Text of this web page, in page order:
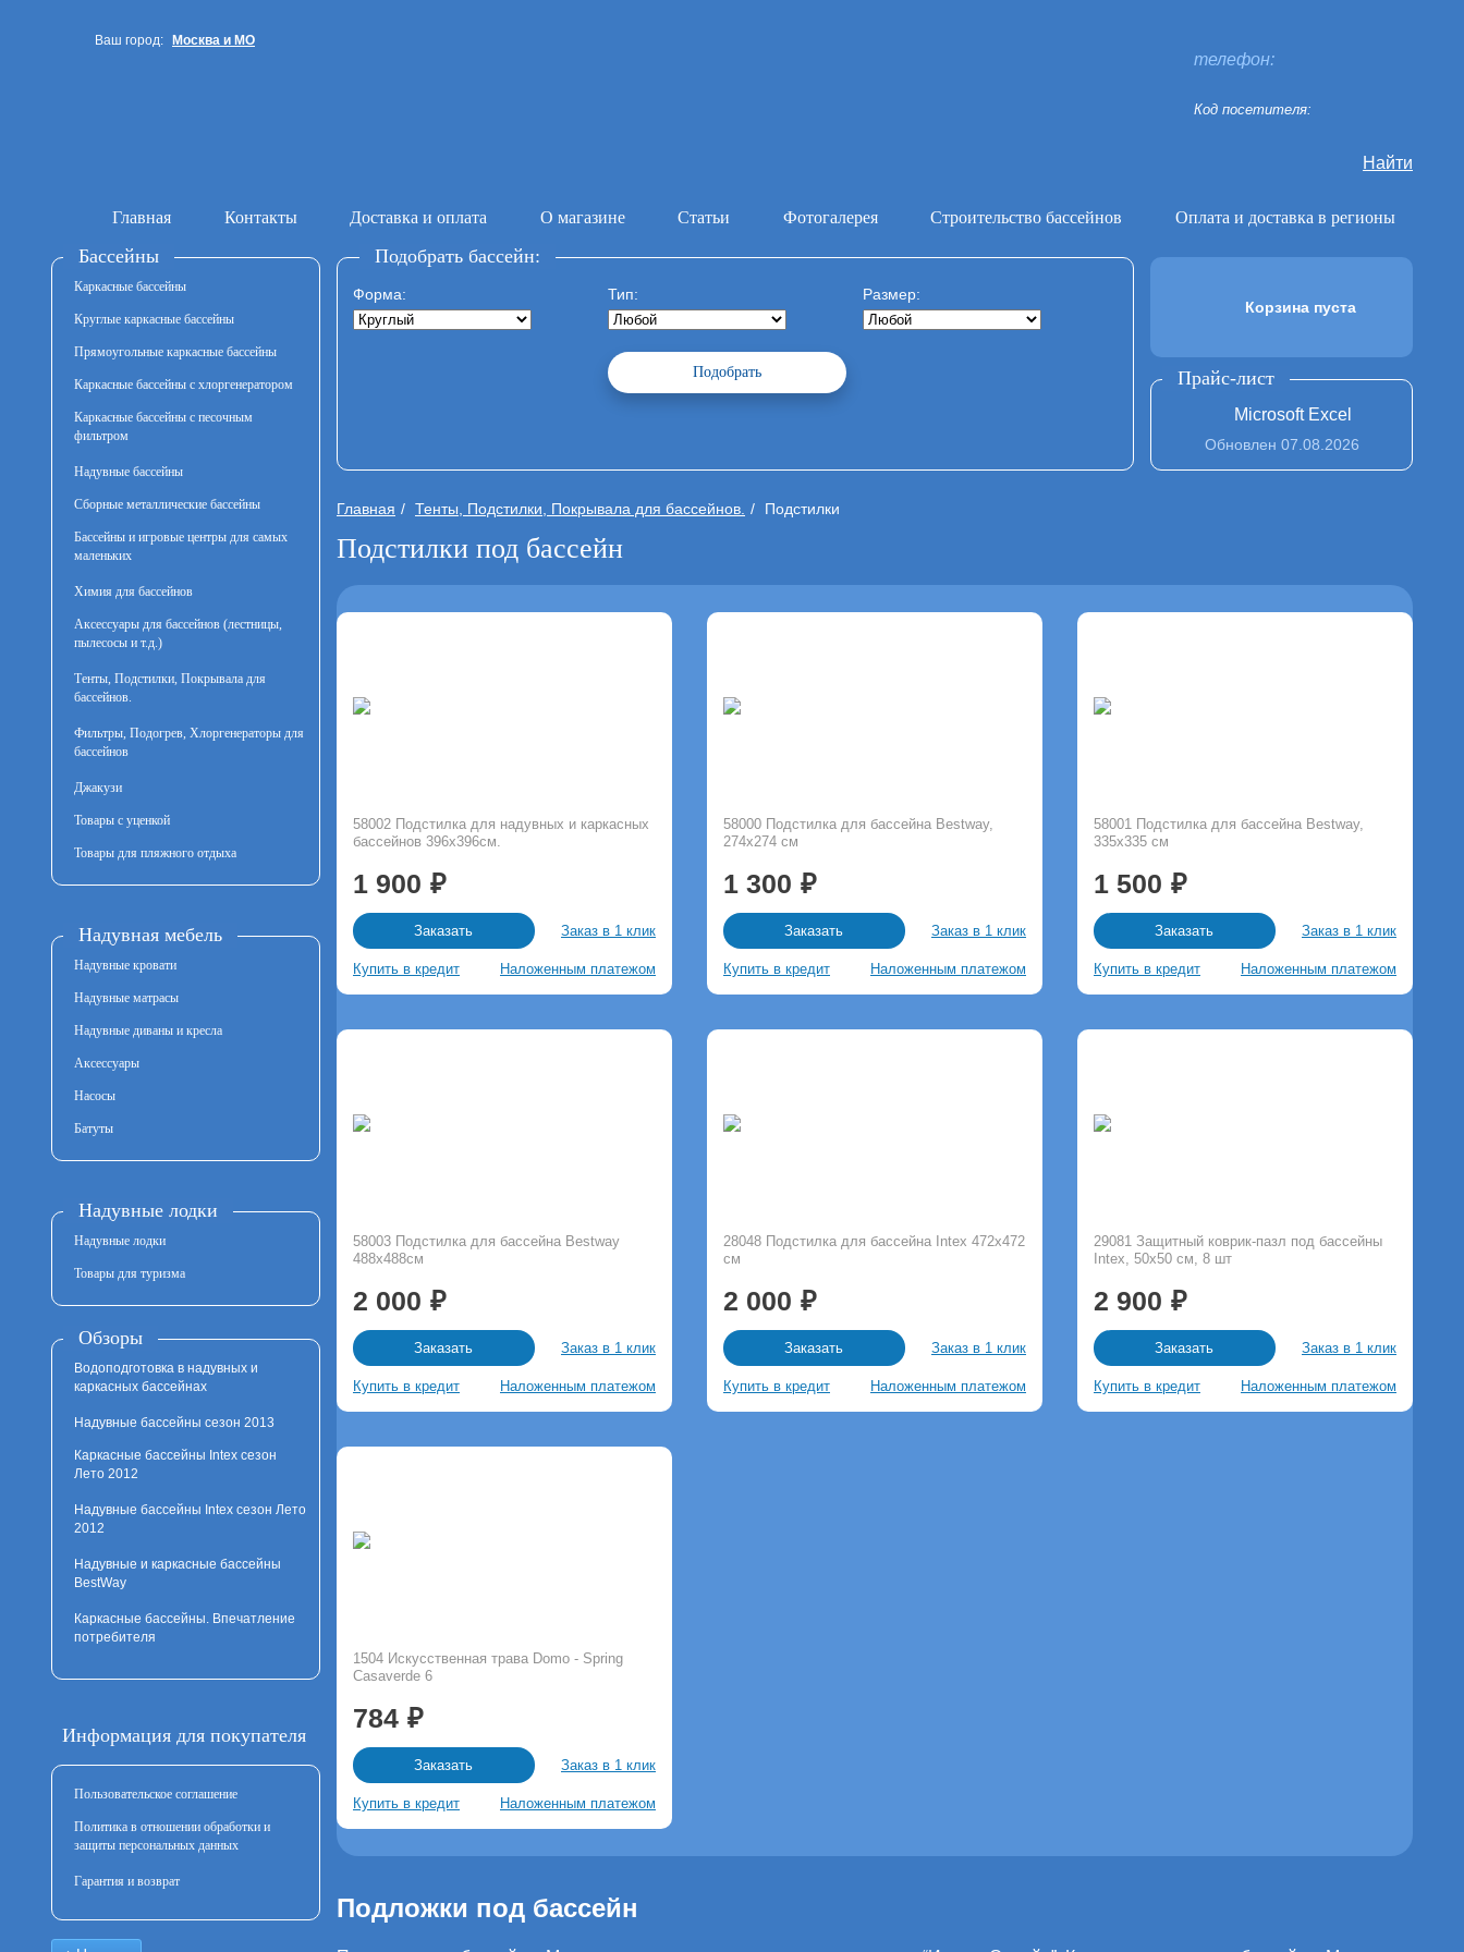
Ваш город:
Москва и МО
телефон:
Код посетителя:
Найти
Главная Контакты Доставка и оплата О магазине Статьи Фотогалерея Строительство бассейнов Оплата и доставка в регионы
Бассейны
Каркасные бассейны
Круглые каркасные бассейны
Прямоугольные каркасные бассейны
Каркасные бассейны с хлоргенератором
Каркасные бассейны с песочным
фильтром
Надувные бассейны
Сборные металлические бассейны
Бассейны и игровые центры для самых
маленьких
Химия для бассейнов
Аксессуары для бассейнов (лестницы,
пылесосы и т.д.)
Тенты, Подстилки, Покрывала для
бассейнов.
Фильтры, Подогрев, Хлоргенераторы для
бассейнов
Джакузи
Товары с уценкой
Товары для пляжного отдыха
Надувная мебель
Надувные кровати
Надувные матрасы
Надувные диваны и кресла
Аксессуары
Насосы
Батуты
Надувные лодки
Надувные лодки
Товары для туризма
Обзоры
Водоподготовка в надувных и
каркасных бассейнах
Надувные бассейны сезон 2013
Каркасные бассейны Intex сезон
Лето 2012
Надувные бассейны Intex сезон Лето
2012
Надувные и каркасные бассейны
BestWay
Каркасные бассейны. Впечатление
потребителя
Информация для покупателя
Пользовательское соглашение
Политика в отношении обработки и
защиты персональных данных
Гарантия и возврат
Подобрать бассейн:
Форма: Тип: Размер:
Корзина пуста
Прайс-лист
Microsoft Excel
Обновлен 07.08.2026
Главная Тенты, Подстилки, Покрывала для бассейнов. Подстилки
Подстилки под бассейн
58002 Подстилка для надувных и каркасных
бассейнов 396х396см.
1 900
Заказать Заказ в 1 клик
Купить в кредит Наложенным платежом
58000 Подстилка для бассейна Bestway,
274х274 см
1 300
Заказать Заказ в 1 клик
Купить в кредит Наложенным платежом
58001 Подстилка для бассейна Bestway,
335х335 см
1 500
Заказать Заказ в 1 клик
Купить в кредит Наложенным платежом
58003 Подстилка для бассейна Bestway
488х488см
2 000
Заказать Заказ в 1 клик
Купить в кредит Наложенным платежом
28048 Подстилка для бассейна Intex 472х472
см
2 000
Заказать Заказ в 1 клик
Купить в кредит Наложенным платежом
29081 Защитный коврик-пазл под бассейны
Intex, 50х50 см, 8 шт
2 900
Заказать Заказ в 1 клик
Купить в кредит Наложенным платежом
1504 Искусственная трава Domo - Spring
Casaverde 6
784
Заказать Заказ в 1 клик
Купить в кредит Наложенным платежом
Подложки под бассейн